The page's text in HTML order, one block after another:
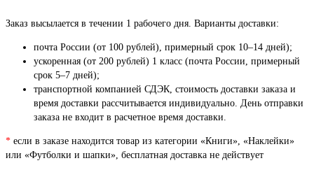
Заказ высылается в течении 1 рабочего дня. Варианты доставки:
почта России (от 100 рублей), примерный срок 10–14 дней);
ускоренная (от 200 рублей) 1 класс (почта России, примерный
срок 5–7 дней);
транспортной компанией СДЭК, стоимость доставки заказа и
время доставки рассчитывается индивидуально. День отправки
заказа не входит в расчетное время доставки.
* если в заказе находится товар из категории «Книги», «Наклейки»
или «Футболки и шапки», бесплатная доставка не действует